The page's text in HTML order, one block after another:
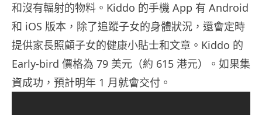
和沒有輻射的物料。Kiddo 的手機 App 有 Android
和 iOS 版本，除了追蹤子女的身體狀況，還會定時
提供家長照顧子女的健康小貼士和文章。Kiddo 的
Early-bird 價格為 79 美元（約 615 港元）。如果集
資成功，預計明年 1 月就會交付。